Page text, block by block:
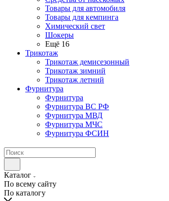
Товары для автомобиля
Товары для кемпинга
Химический свет
Шокеры
Ещё 16
Трикотаж
Трикотаж демисезонный
Трикотаж зимний
Трикотаж летний
Фурнитура
Фурнитура
Фурнитура ВС РФ
Фурнитура МВД
Фурнитура МЧС
Фурнитура ФСИН
Каталог
По всему сайту
По каталогу